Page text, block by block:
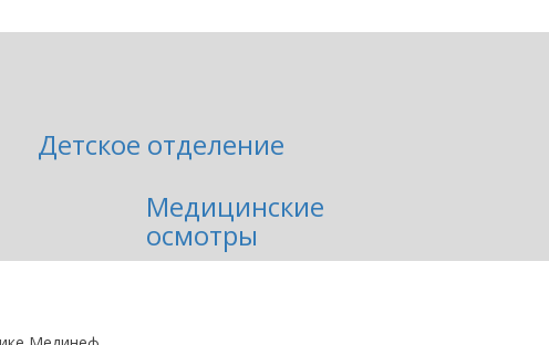
Детское отделение
Медицинские
осмотры